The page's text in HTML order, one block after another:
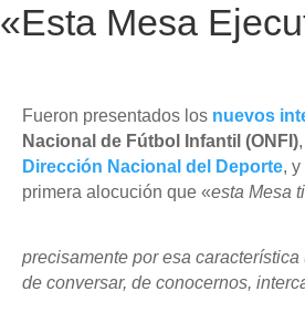
«Esta Mesa
Fueron presentados los nuevos
Nacional de Fútbol
Infantil (ONFI),
Dirección Nacional del Deporte,
primera alocución que «esta Mesa
precisamente por esa
de conversar, de conocernos,